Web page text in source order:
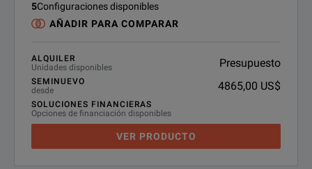
5Configuraciones disponibles
AÑADIR PARA COMPARAR
ALQUILER
Unidades disponibles
Presupuesto
SEMINUEVO
desde
4865,00 US$
SOLUCIONES FINANCIERAS
Opciones de financiación disponibles
VER PRODUCTO